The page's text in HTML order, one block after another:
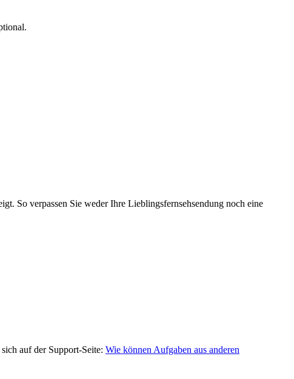
So verpassen Sie weder Ihre Lieblingsfernsehsendung noch eine
auf der Support-Seite: Wie können Aufgaben aus anderen